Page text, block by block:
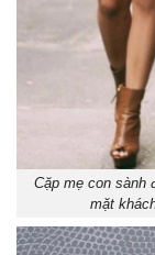
Cặp mẹ con sành
mặt